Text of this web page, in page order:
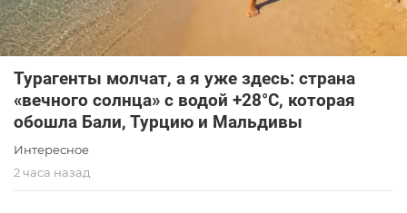
Турагенты молчат, а я уже здесь: страна
«вечного солнца» с водой +28°C, которая
обошла Бали, Турцию и Мальдивы
Интересное
2 часа назад